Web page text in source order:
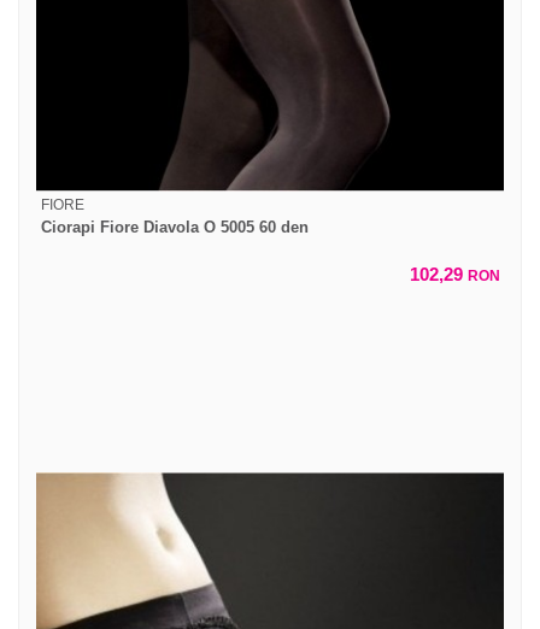
FIORE
Ciorapi Fiore Diavola O 5005 60 den
102,29 RON